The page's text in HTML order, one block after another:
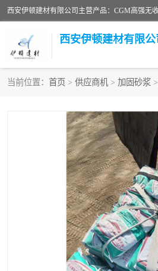
西安伊顿建材有限公
当前位置： 首页 > 供应商机 > 加固砂浆
水
沥
高延性混凝土 速
金